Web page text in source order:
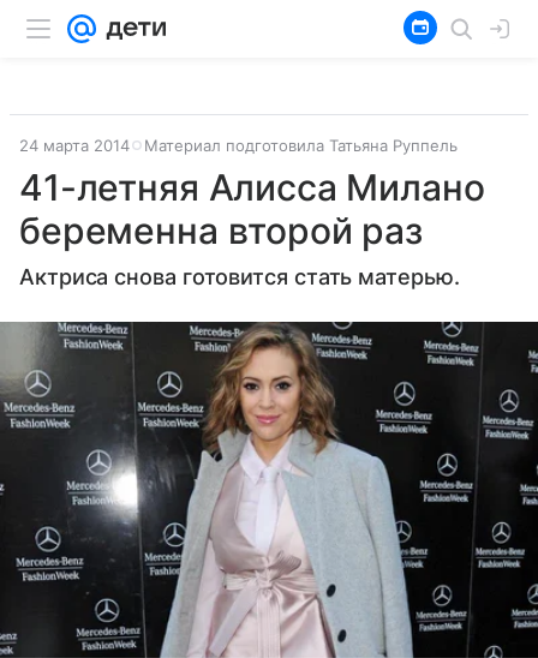
24 марта 2014 Материал подготовила Татьяна Руппель
41-летняя Алисса Милано
беременна второй раз
Актриса снова готовится стать матерью.